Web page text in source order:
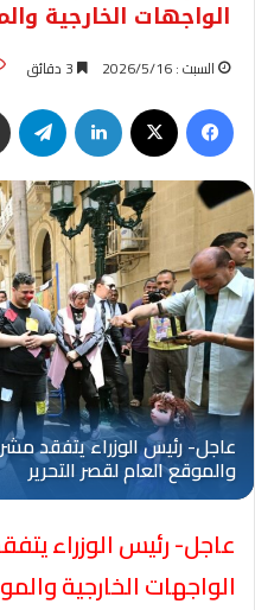
الواجهات الخارجية
السبت : 2026/5/16
فيسبوك
لينكدإن
عاجل- رئيس الوزراء
الواجهات الخارجية